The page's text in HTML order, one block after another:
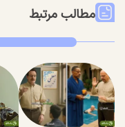
مطالب مرتبط